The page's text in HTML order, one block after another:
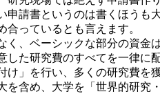
申請書というのは書くほう
っているとも言えます。
、ベーシックな部分の資金
した研究費のすべてを一律に
」を行い、多くの研究費を
を含め、大学を「世界的研